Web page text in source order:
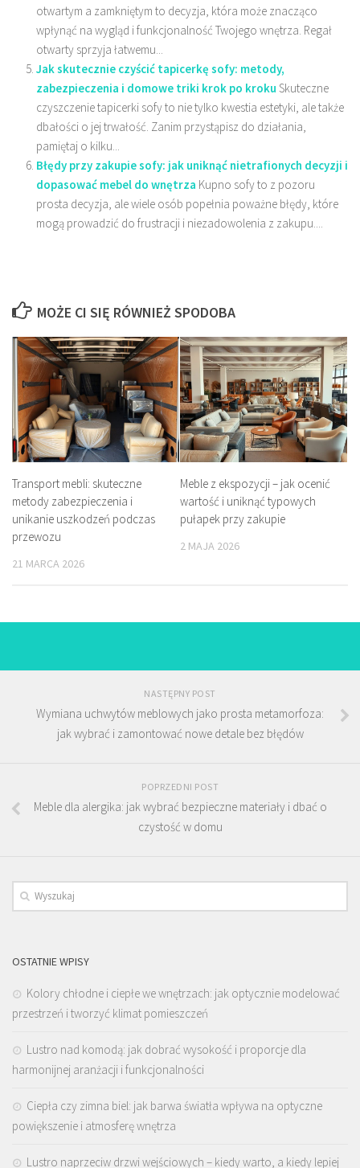
otwartym a zamkniętym to decyzja, która może znacząco
wpłynąć na wygląd i funkcjonalność Twojego wnętrza. Regał
otwarty sprzyja łatwemu...
Jak skutecznie czyścić tapicerkę sofy: metody,
zabezpieczenia i domowe triki krok po kroku Skuteczne
czyszczenie tapicerki sofy to nie tylko kwestia estetyki, ale także
dbałości o jej trwałość. Zanim przystąpisz do działania,
pamiętaj o kilku...
Błędy przy zakupie sofy: jak uniknąć nietrafionych decyzji i
dopasować mebel do wnętrza Kupno sofy to z pozoru
prosta decyzja, ale wiele osób popełnia poważne błędy, które
mogą prowadzić do frustracji i niezadowolenia z zakupu....
MOŻE CI SIĘ RÓWNIEŻ SPODOBA
Transport mebli: skuteczne
metody zabezpieczenia i
unikanie uszkodzeń podczas
przewozu
21 MARCA 2026
Meble z ekspozycji – jak ocenić
wartość i uniknąć typowych
pułapek przy zakupie
2 MAJA 2026
NASTĘPNY POST
Wymiana uchwytów meblowych jako prosta metamorfoza:
jak wybrać i zamontować nowe detale bez błędów
POPRZEDNI POST
Meble dla alergika: jak wybrać bezpieczne materiały i dbać o
czystość w domu
OSTATNIE WPISY
Kolory chłodne i ciepłe we wnętrzach: jak optycznie modelować
przestrzeń i tworzyć klimat pomieszczeń
Lustro nad komodą: jak dobrać wysokość i proporcje dla
harmonijnej aranżacji i funkcjonalności
Ciepła czy zimna biel: jak barwa światła wpływa na optyczne
powiększenie i atmosferę wnętrza
Lustro naprzeciw drzwi wejściowych – kiedy warto, a kiedy lepiej